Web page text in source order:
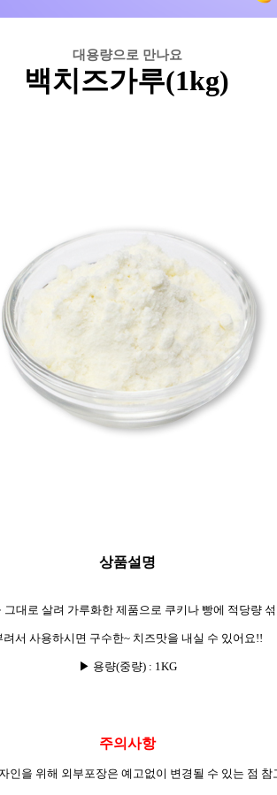
대용량으로 만나요
백치즈가루(1kg)
상품설명
그대로 살려 가루화한 제품으로 쿠키나 빵에 적당량
려서 사용하시면 구수한~ 치즈맛을 내실 수 있어요!!
▶ 용량(중량) : 1KG
주의사항
인을 위해 외부포장은 예고없이 변경될 수 있는 점 참